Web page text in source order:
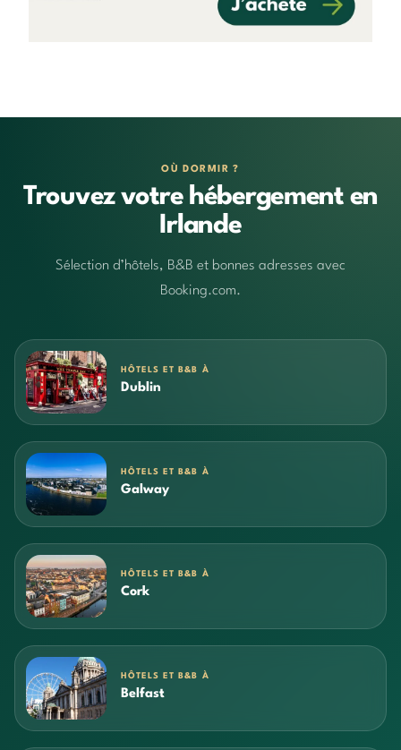
OÙ DORMIR ?
Trouvez votre hébergement en
Irlande
Sélection d’hôtels, B&B et bonnes adresses avec
Booking.com.
HÔTELS ET B&B À
Dublin
HÔTELS ET B&B À
Galway
HÔTELS ET B&B À
Cork
HÔTELS ET B&B À
Belfast